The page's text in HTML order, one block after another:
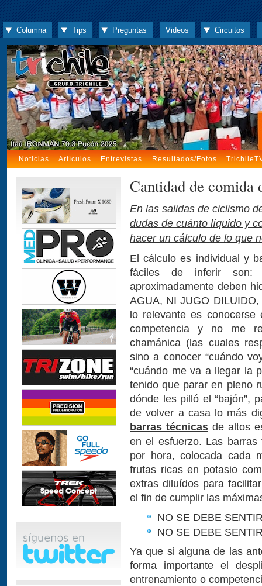
Columna Tips Preguntas Videos Circuitos
Noticias Artículos Entrevistas Resultados/Fotos
Cantidad de comida
En las salidas de ciclismo
dudas de cuánto líquido y
hacer un cálculo de lo que
El cálculo es individual y
fáciles de inferir son:
aproximadamente deben
AGUA, NI JUGO
lo relevante es
competencia y no me
chamánica (las cuales
sino a conocer “cuándo
“cuándo me va a llegar la
tenido que parar en pleno
dónde les pilló el “bajón”,
de volver a casa lo más
barras técnicas de altos
en el esfuerzo. Las barras
por hora, colocada cada
frutas ricas en potasio
extras diluídos para
el fin de cumplir las
NO SE DEBE
NO SE DEBE
Ya que si alguna de las
forma importante el
entrenamiento o